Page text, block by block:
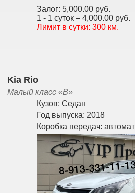
Залог: 5,000.00 руб.
1 - 1 суток – 4,000.00 руб.
Лимит в сутки: 300 км.
Kia Rio
Малый класс «B»
Кузов: Седан
Год выпуска: 2018
Коробка передач: автомат